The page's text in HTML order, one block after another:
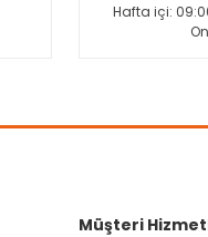
Hafta içi:
Müşteri